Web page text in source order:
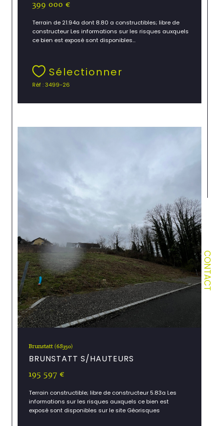
CONTACT
399 000 €
Terrain de 21.94a dont 8.80 a constructibles; libre de
constructeur Les informations sur les risques auxquels
ce bien est exposé sont disponibles...
Sélectionner
Réf : 3499-26
Brunstatt (68350)
BRUNSTATT S/HAUTEURS
195 597 €
Terrain constructible; libre de constructeur 5.83a Les
informations sur les risques auxquels ce bien est
exposé sont disponibles sur le site Géorisques